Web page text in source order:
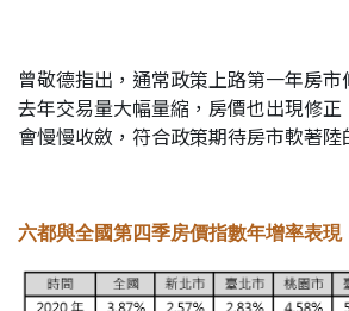
曾敬德指出，通常政策上路第一年房
去年交易量大幅量縮，房價也出現修
會慢慢收斂，符合政策期待房市軟著陸
六都與全國第四季房價指數年增率表現